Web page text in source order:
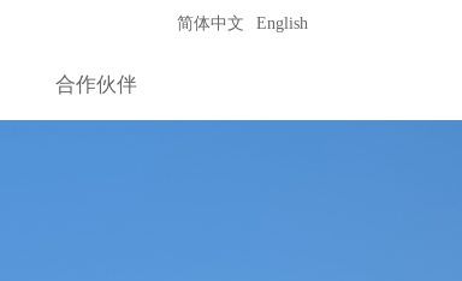
合作伙伴
简体中文 English